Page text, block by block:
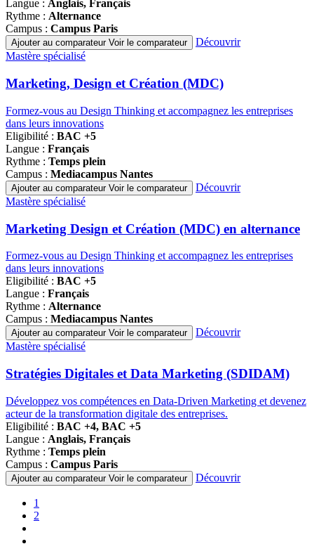
Langue : Anglais, Français
Rythme : Alternance
Campus : Campus Paris
Ajouter au comparateur Voir le comparateur
Découvrir
Famille
programmes
Mastère spécialisé
Marketing, Design et Création (MDC)
Formez-vous au Design Thinking et accompagnez les entreprises
dans leurs innovations
Eligibilité : BAC +5
Langue : Français
Rythme : Temps plein
Campus : Mediacampus Nantes
Ajouter au comparateur Voir le comparateur
Découvrir
Famille
programmes
Mastère spécialisé
Marketing Design et Création (MDC) en alternance
Formez-vous au Design Thinking et accompagnez les entreprises
dans leurs innovations
Eligibilité : BAC +5
Langue : Français
Rythme : Alternance
Campus : Mediacampus Nantes
Ajouter au comparateur Voir le comparateur
Découvrir
Famille
programmes
Mastère spécialisé
Stratégies Digitales et Data Marketing (SDIDAM)
Développez vos compétences en Data-Driven Marketing et devenez
acteur de la transformation digitale des entreprises.
Eligibilité : BAC +4, BAC +5
Langue : Anglais, Français
Rythme : Temps plein
Campus : Campus Paris
Ajouter au comparateur Voir le comparateur Découvrir
Pagination
Page
courante
1
Page
2